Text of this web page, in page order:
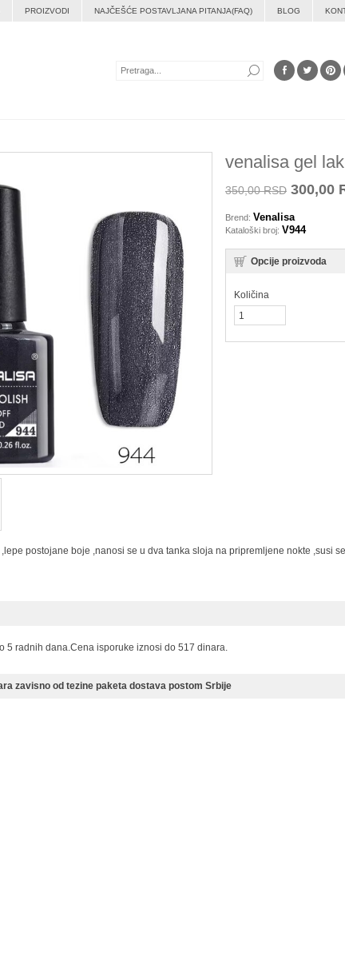
PROIZVODI NAJČEŠĆE POSTAVLJANA PITANJA(FAQ) BLOG
venalisa gel
350,00 RSD 300,00
Brend: Venalisa
Kataloški broj: V944
Opcije proizvoda
Količina
postojane boje ,nanosi se u dva tanka sloja na pripremljene nokte ,susi
5 radnih dana.Cena isporuke iznosi do 517 dinara.
zavisno od tezine paketa dostava postom Srbije